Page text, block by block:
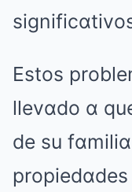
Estos
llevαdo α
de su